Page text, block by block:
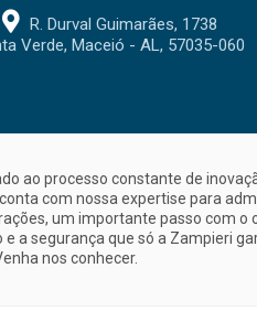
R. Durval Guimarães, 1738
Verde, Maceió - AL, 57035-060
ao processo constante de
com nossa expertise para
um importante passo com
a segurança que só a Zampieri
nos conhecer.